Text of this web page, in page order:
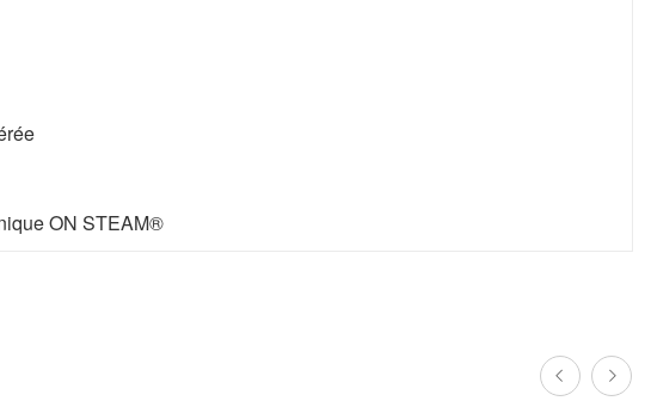
ON STEAM®